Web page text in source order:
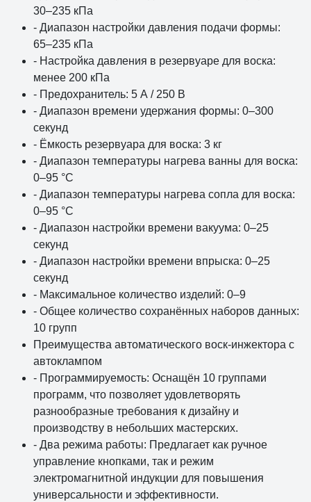
30–235 кПа
- Диапазон настройки давления подачи формы:
65–235 кПа
- Настройка давления в резервуаре для воска:
менее 200 кПа
- Предохранитель: 5 А / 250 В
- Диапазон времени удержания формы: 0–300
секунд
- Ёмкость резервуара для воска: 3 кг
- Диапазон температуры нагрева ванны для воска:
0–95 °C
- Диапазон температуры нагрева сопла для воска:
0–95 °C
- Диапазон настройки времени вакуума: 0–25
секунд
- Диапазон настройки времени впрыска: 0–25
секунд
- Максимальное количество изделий: 0–9
- Общее количество сохранённых наборов данных:
10 групп
Преимущества автоматического воск-инжектора с
автоклампом
- Программируемость: Оснащён 10 группами
программ, что позволяет удовлетворять
разнообразные требования к дизайну и
производству в небольших мастерских.
- Два режима работы: Предлагает как ручное
управление кнопками, так и режим
электромагнитной индукции для повышения
универсальности и эффективности.